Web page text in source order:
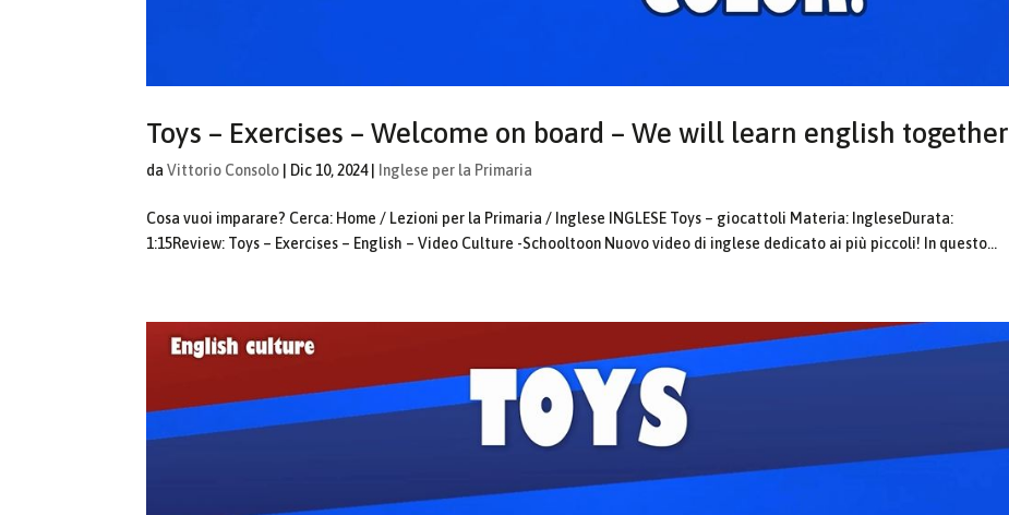
Toys – Exercises – Welcome on board – We will learn english together
daVittorio Consolo Dic 10, 2024| Inglese per la Primaria
Cosa vuoi imparare? Cerca: Home / Lezioni per la Primaria / Inglese INGLESE Toys – giocattoli Materia: IngleseDurata:
1:15Review: Toys – Exercises – English – Video Culture -Schooltoon Nuovo video di inglese dedicato ai più piccoli! In questo...